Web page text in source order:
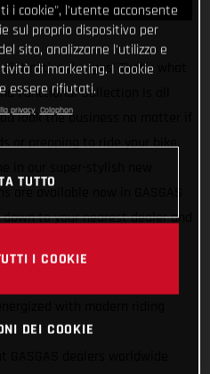
designs! That’s what
Functional Collection is all
look the business no matter if
or prepping to ride your bike,
to your nearest dealer and
i cookie", l'utente acconsente
sul proprio dispositivo per
sito, analizzarne l'utilizzo e
di marketing. I cookie
essere rifiutati.
privacy Colophon
TUTTO
I COOKIE
DEI COOKIE